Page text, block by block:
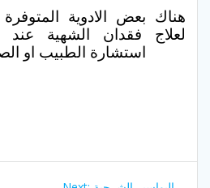
لعلاج فقدان الشهية عند
استشارة الطبيب او